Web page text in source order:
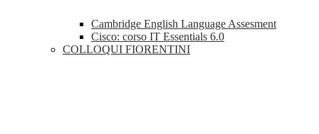
Cambridge English Language Assesment
Cisco: corso IT Essentials 6.0
COLLOQUI FIORENTINI